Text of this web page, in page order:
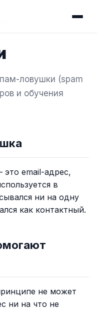
ловушки (spam
и обучения
это email-адрес,
в
ни на одну
как контактный.
не может
ни на что не